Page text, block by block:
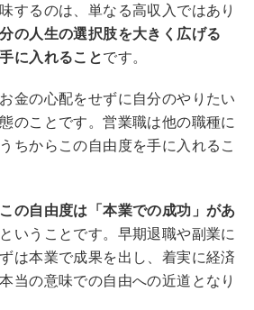
するのは、単なる高収入ではあり
の人生の選択肢を大きく広げる
に入れることです。
金の心配をせずに自分のやりたい
のことです。営業職は他の職種に
ちからこの自由度を手に入れるこ
この自由度は「本業での成功」があ
ということです。早期退職や副業に
は本業で成果を出し、着実に経済
当の意味での自由への近道となり